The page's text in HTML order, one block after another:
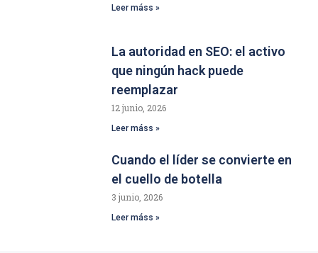
Leer máss »
La autoridad en SEO: el activo
que ningún hack puede
reemplazar
12 junio, 2026
Leer máss »
Cuando el líder se convierte en
el cuello de botella
3 junio, 2026
Leer máss »